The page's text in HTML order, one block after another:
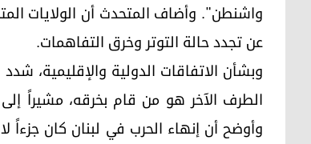
واشنطن". وأضاف المتحدث أن الولايات
عن تجدد حالة التوتر وخرق التفاهمات.
وبشأن الاتفاقات الدولية والإقليمية،
الطرف الآخر هو من قام بخرقه، مشيراً
وأوضح أن إنهاء الحرب في لبنان كان جزءاً